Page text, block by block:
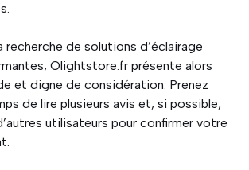
recherche de solutions d’éclairage
Olightstore.fr présente alors
et digne de considération. Prenez
de lire plusieurs avis et, si possible,
utilisateurs pour confirmer votre